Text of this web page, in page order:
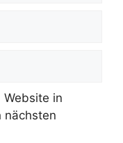
in
nächsten